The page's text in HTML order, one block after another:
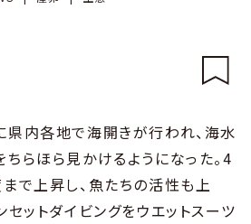
内各地で海開きが行われ、海水
らほら見かけるようになった。4
で上昇し、魚たちの活性も上
セットダイビングをウエットスーツ